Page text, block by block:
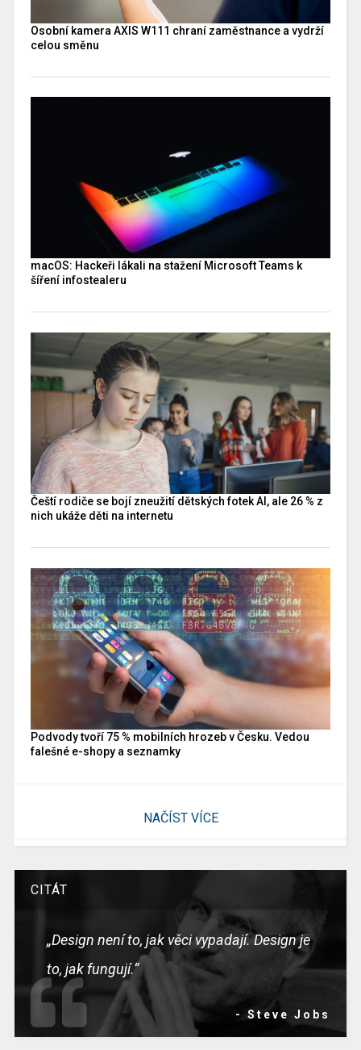
Osobní kamera AXIS W111 chraní zaměstnance a vydrží
celou směnu
macOS: Hackeři lákali na stažení Microsoft Teams k
šíření infostealeru
Čeští rodiče se bojí zneužití dětských fotek AI, ale 26 % z
nich ukáže děti na internetu
Podvody tvoří 75 % mobilních hrozeb v Česku. Vedou
falešné e-shopy a seznamky
NAČÍST VÍCE
CITÁT
„Design není to, jak věci vypadají. Design je
to, jak fungují.“
- Steve Jobs